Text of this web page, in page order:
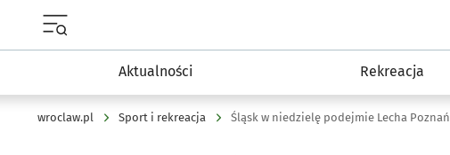
Aktualności Rekreacja
wroclaw.pl Sport i rekreacja Śląsk w niedzielę podejmie Lecha Poznań